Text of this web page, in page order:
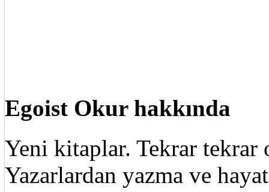
Egoist Okur hakkında
Yeni kitaplar. Tekrar tekrar
Yazarlardan yazma ve